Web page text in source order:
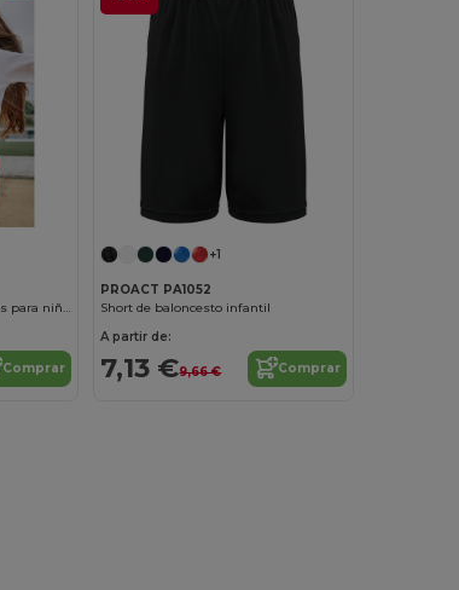
Pantalones cortos deportivos para niños
Comprar
+1
PROACT PA1052
Short de baloncesto infantil
A partir de:
7,13 €9,66 € Comprar